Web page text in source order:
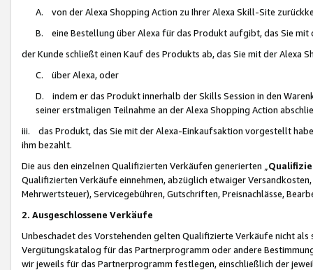
A. von der Alexa Shopping Action zu Ihrer Alexa Skill-Site
B. eine Bestellung über Alexa für das Produkt aufgibt, das Sie mit
der Kunde schließt einen Kauf des Produkts ab, das Sie mit der Alexa
C. über Alexa, oder
D. indem er das Produkt innerhalb der Skills Session in den
seiner erstmaligen Teilnahme an der Alexa Shopping Action
iii. das Produkt, das Sie mit der Alexa-Einkaufsaktion vorgestellt
ihm bezahlt.
Die aus den einzelnen Qualifizierten Verkäufen generierten „
Qualifizierten Verkäufe einnehmen, abzüglich etwaiger
Mehrwertsteuer), Servicegebühren, Gutschriften, Preisnachlässe,
2. Ausgeschlossene Verkäufe
Unbeschadet des Vorstehenden gelten Qualifizierte Verkäufe nicht
Vergütungskatalog für das Partnerprogramm oder andere
wir jeweils für das Partnerprogramm festlegen, einschließlich der